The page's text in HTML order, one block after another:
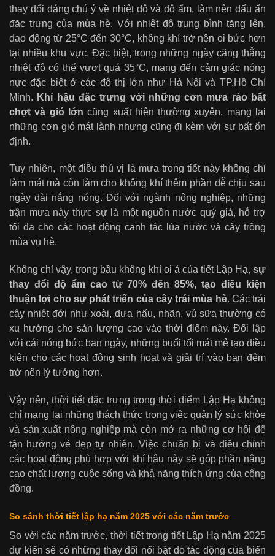
thay đổi đáng chú ý về nhiệt độ và độ ẩm, làm nên dấu ấn
đặc trưng của mùa hè. Với nhiệt độ trung bình tăng lên,
dao động từ 25°C đến 30°C, không khí trở nên oi bức hơn
tại nhiều khu vực. Đặc biệt, trong những ngày căng thẳng
nhiệt độ có thể vượt quá 35°C, mang đến cảm giác nóng
nực đặc biệt ở các đô thị lớn như Hà Nội và TP.Hồ Chí
Minh. Khí hậu đặc trưng với những cơn mưa rào bất
chợt và gió lớn cũng xuất hiện thường xuyên, mang lại
những cơn gió mát lành nhưng cũng đi kèm với sự bất ổn
định.
Tuy nhiên, một điều thú vị là mưa trong tiết này không chỉ
làm mát mà còn làm cho không khí thêm phần dễ chịu sau
ngày dài nắng nóng. Đối với ngành nông nghiệp, những
trận mưa này thực sự là một nguồn nước quý giá, hỗ trợ
tối đa cho các hoạt động canh tác lúa nước và cây trồng
mùa vụ hè.
Không chỉ vậy, trong bầu không khí oi ả của tiết Lập Hạ, sự
thay đổi độ ẩm cao từ 70% đến 85%, tạo điều kiện
thuận lợi cho sự phát triển của cây trái mùa hè. Các trái
cây nhiệt đới như xoài, dưa hấu, nhãn, vú sữa thường có
xu hướng cho sản lượng cao vào thời điểm này. Đối lập
với cái nóng bức ban ngày, những buổi tối mát mẻ tạo điều
kiện cho các hoạt động sinh hoạt và giải trí vào ban đêm
trở nên lý tưởng hơn.
Vậy nên, thời tiết đặc trưng trong thời điểm Lập Hạ không
chỉ mang lại những thách thức trong việc quản lý sức khỏe
và sản xuất nông nghiệp mà còn mở ra những cơ hội để
tận hưởng vẻ đẹp tự nhiên. Việc chuẩn bị và điều chỉnh
các hoạt động phù hợp với khí hậu này sẽ góp phần nâng
cao chất lượng cuộc sống và khả năng thích ứng của cộng
đồng.
So sánh thời tiết lập hạ năm 2025 với các năm trước
So với các năm trước, thời tiết trong tiết Lập Hạ năm 2025
dự kiến sẽ có những thay đổi nổi bật do tác động của biến